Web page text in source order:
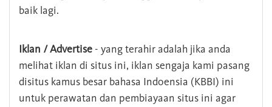
baik lagi.
Iklan / Advertise - yang terahir adalah jika anda
melihat iklan di situs ini, iklan sengaja kami pasang
disitus kamus besar bahasa Indoensia (KBBI) ini
untuk perawatan dan pembiayaan situs ini agar